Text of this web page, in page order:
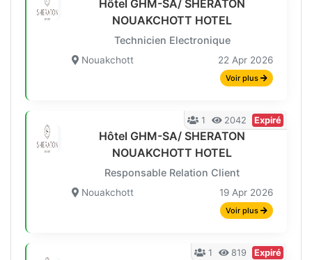
Hôtel GHM-SA/ SHERATON
NOUAKCHOTT HOTEL
Technicien Electronique
Nouakchott 22 Apr 2026
Voir plus
Hôtel GHM-SA/ SHERATON
NOUAKCHOTT HOTEL
Responsable Relation Client
Nouakchott 19 Apr 2026
1 2042 Expiré
Voir plus
1 819 Expiré